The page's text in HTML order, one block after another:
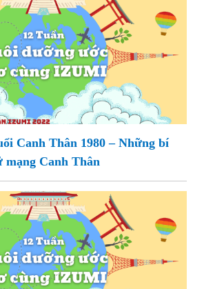
Canh Thân 1980 – Những bí
mạng Canh Thân